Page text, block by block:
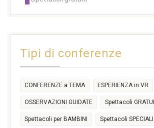
17:30
Tipi di conferenze
CONFERENZE a TEMA ESPERIENZA in VR
OSSERVAZIONI GUIDATE Spettacoli
Spettacoli per BAMBINI Spettacoli SPECIALI